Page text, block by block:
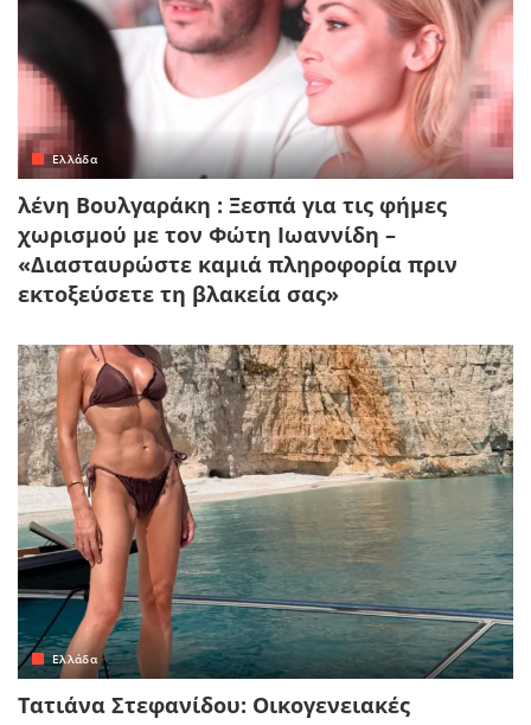
Ελλάδα
λένη Βουλγαράκη : Ξεσπά για τις φήμες
χωρισμού με τον Φώτη Ιωαννίδη –
«Διασταυρώστε καμιά πληροφορία πριν
εκτοξεύσετε τη βλακεία σας»
Ελλάδα
Τατιάνα Στεφανίδου: Οικογενειακές